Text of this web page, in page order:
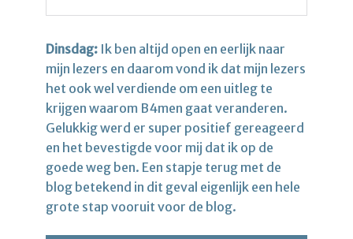
Dinsdag: Ik ben altijd open en eerlijk naar
mijn lezers en daarom vond ik dat mijn lezers
het ook wel verdiende om een uitleg te
krijgen waarom B4men gaat veranderen.
Gelukkig werd er super positief gereageerd
en het bevestigde voor mij dat ik op de
goede weg ben. Een stapje terug met de
blog betekend in dit geval eigenlijk een hele
grote stap vooruit voor de blog.